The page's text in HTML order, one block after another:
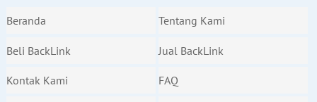
Beranda Tentang Kami
Beli BackLink Jual BackLink
Kontak Kami FAQ